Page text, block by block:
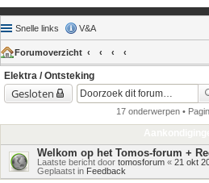
Snelle links V&A
Forumoverzicht
Elektra / Ontsteking
Gesloten
17 onderwerpen •
Welkom op het Tomos-forum +
Laatste bericht door tomosforum « 21 okt
Geplaatst in Feedback